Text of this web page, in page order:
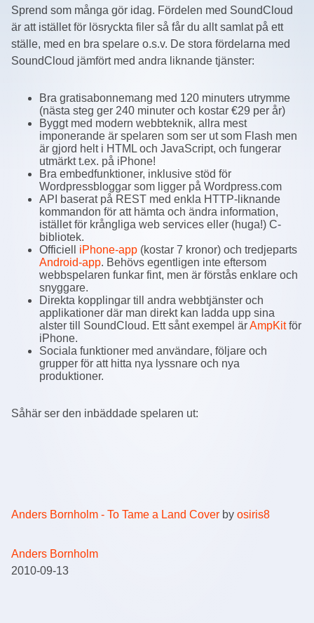
Sprend som många gör idag. Fördelen med SoundCloud
är att istället för lösryckta filer så får du allt samlat på ett
ställe, med en bra spelare o.s.v. De stora fördelarna med
SoundCloud jämfört med andra liknande tjänster:
Bra gratisabonnemang med 120 minuters utrymme
(nästa steg ger 240 minuter och kostar €29 per år)
Byggt med modern webbteknik, allra mest
imponerande är spelaren som ser ut som Flash men
är gjord helt i HTML och JavaScript, och fungerar
utmärkt t.ex. på iPhone!
Bra embedfunktioner, inklusive stöd för
Wordpressbloggar som ligger på Wordpress.com
API baserat på REST med enkla HTTP-liknande
kommandon för att hämta och ändra information,
istället för krångliga web services eller (huga!) C-
bibliotek.
Officiell iPhone-app (kostar 7 kronor) och tredjeparts
Android-app. Behövs egentligen inte eftersom
webbspelaren funkar fint, men är förstås enklare och
snyggare.
Direkta kopplingar till andra webbtjänster och
applikationer där man direkt kan ladda upp sina
alster till SoundCloud. Ett sånt exempel ärAmpKitför
iPhone.
Sociala funktioner med användare, följare och
grupper för att hitta nya lyssnare och nya
produktioner.
Såhär ser den inbäddade spelaren ut:
Anders Bornholm - To Tame a Land Cover by osiris8
Anders Bornholm
2010-09-13